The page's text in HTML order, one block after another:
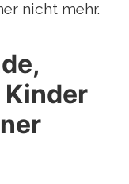
nicht mehr.